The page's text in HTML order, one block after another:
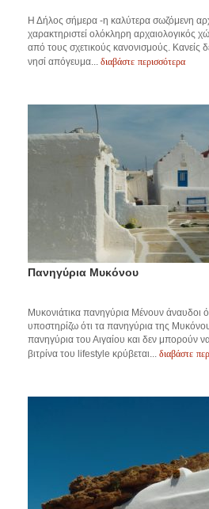
Η Δήλος σήμερα -η καλύτερα σωζόμενη
χαρακτηριστεί ολόκληρη αρχαιολογικός
από τους σχετικούς κανονισμούς. Κανείς
νησί απόγευμα... διαβάστε περισσότερα
Πανηγύρια Μυκόνου
Μυκονιάτικα πανηγύρια Μένουν άναυδοι
υποστηρίζω ότι τα πανηγύρια της
πανηγύρια του Αιγαίου και δεν μπορούν
βιτρίνα του lifestyle κρύβεται... διαβάστε